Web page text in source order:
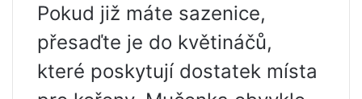
Pokud již máte sazenice,
přesaďte je do květináčů,
které poskytují dostatek místa